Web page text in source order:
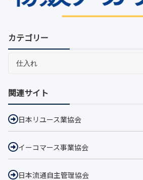
カテゴリー
関連サイト
日本リユース業協会
イーコマース事業協会
日本流通自主管理協会